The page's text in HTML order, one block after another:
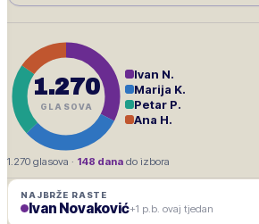
1.270
GLASOVA
Ivan N.
Marija K.
Petar P.
Ana H.
1.270 glasova · 148 dana do izbora
NAJBRŽE RASTE
Ivan Novaković+1 p.b. ovaj tjedan